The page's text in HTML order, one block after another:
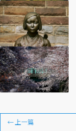
←上一篇